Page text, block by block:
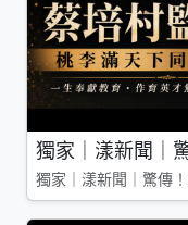
獨家｜漾新聞｜
獨家｜漾新聞｜驚傳